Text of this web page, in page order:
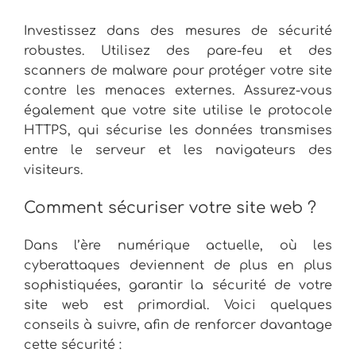
Investissez dans des mesures de sécurité
robustes. Utilisez des pare-feu et des
scanners de malware pour protéger votre site
contre les menaces externes. Assurez-vous
également que votre site utilise le protocole
HTTPS, qui sécurise les données transmises
entre le serveur et les navigateurs des
visiteurs.
Comment sécuriser votre site web ?
Dans l’ère numérique actuelle, où les
cyberattaques deviennent de plus en plus
sophistiquées, garantir la sécurité de votre
site web est primordial. Voici quelques
conseils à suivre, afin de renforcer davantage
cette sécurité :